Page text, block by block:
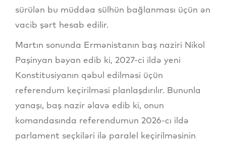
sürülən bu müddəa sülhün bağlanması üçün ən
vacib şərt hesab edilir.
Martın sonunda Ermənistanın baş naziri Nikol
Paşinyan bəyan edib ki, 2027-ci ildə yeni
Konstitusiyanın qəbul edilməsi üçün
referendum keçirilməsi planlaşdırılır. Bununla
yanaşı, baş nazir əlavə edib ki, onun
komandasında referendumun 2026-cı ildə
parlament seçkiləri ilə paralel keçirilməsinin